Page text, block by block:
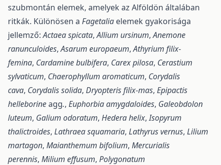
szubmontán elemek, amelyek az Alföldön általában
ritkák. Különösen a Fagetalia elemek gyakorisága
jellem­ző:Actaea spicata,Allium ursinum,Anemone
ranunculoides,Asarum europaeum,Athyrium filix-
femina, Cardamine bulbifera, Carex pilosa, Cerastium
sylvaticum, Chaerophyllum aromaticum, Corydalis
cava, Corydalis solida, Dryopteris filix-mas, Epipactis
helleborineagg., Euphorbia amygdaloides, Galeobdolon
luteum, Galium odoratum, Hedera helix,Isopyrum
thalictroides, Lathraea squamaria, Lathyrus vernus, Lilium
martagon, Maianthemum bifolium, Mercurialis
perennis, Milium effusum, Polygonatum